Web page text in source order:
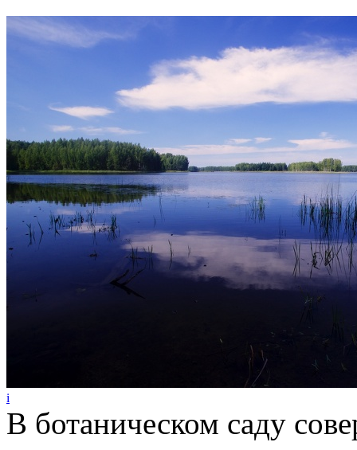
i
В ботаническом саду